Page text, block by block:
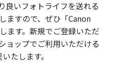
良いフォトライフを送れる
ますので、ぜひ「Canon
ます。新規でご登録いただ
ョップでご利用いただける
たします。